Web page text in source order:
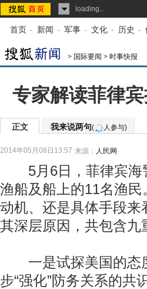
loading...
首页 - 新闻 - 军事 - 文化 - 历史 -
> 国际要闻 > 时事快报
专家解读菲律
正文 我来说两句( 人参与)
2014年05月08日13:57 来源： 人民网
5月6日，菲律宾海
渔船及船上的11名渔
动机、还是具体手段
其深层原因，共包含九
一是试探美国的态
步“强化”防务关系的共